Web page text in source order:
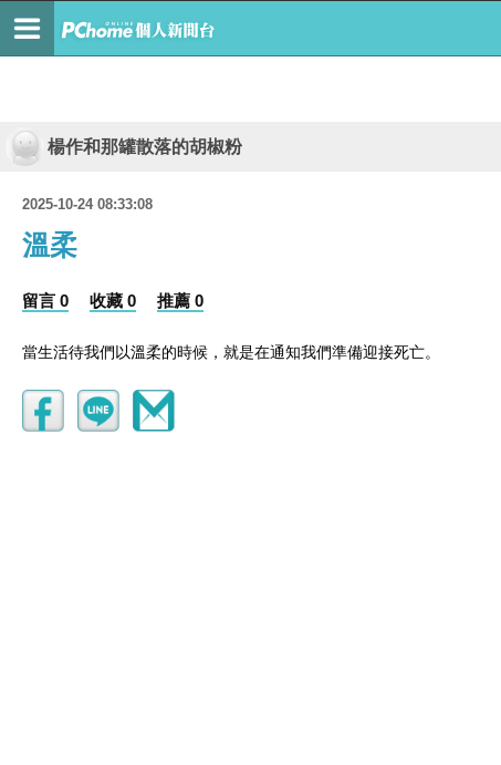
楊作和那罐散落的胡椒粉
2025-10-24 08:33:08
溫柔
留言 0 收藏 0 推薦 0
當生活待我們以溫柔的時候，就是在通知我們準備迎接死亡。